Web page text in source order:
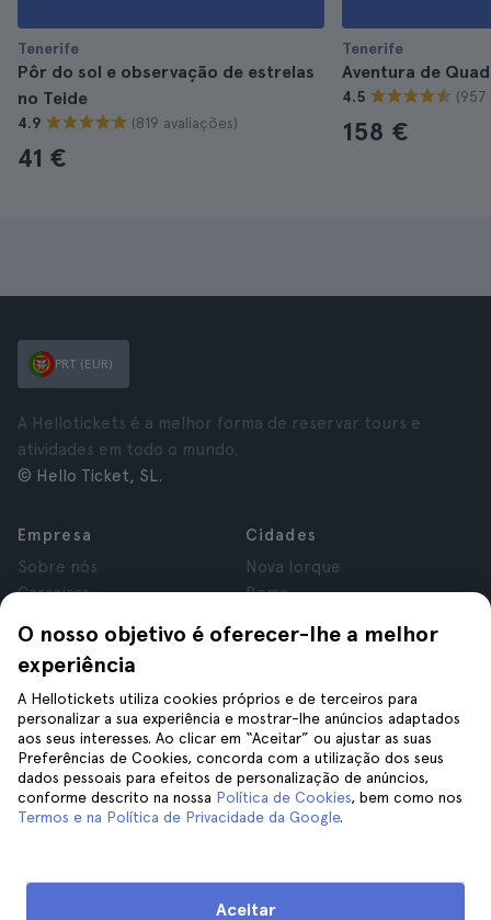
Tenerife
Pôr do sol e observação de estrelas
no Teide
4.9 (819 avaliações)
41 €
Tenerife
Aventura de
4.5 (957
158 €
O nosso objetivo é oferecer-lhe a melhor
experiência
A Hellotickets utiliza cookies próprios e de terceiros para
personalizar a sua experiência e mostrar-lhe anúncios adaptados
aos seus interesses. Ao clicar em “Aceitar” ou ajustar as suas
Preferências de Cookies, concorda com a utilização dos seus
dados pessoais para efeitos de personalização de anúncios,
conforme descrito na nossa Política de Cookies, bem como nos
Termos e na Política de Privacidade da Google.
Aceitar
PRT (EUR)
A Hellotickets é a melhor forma de reservar tours e
atividades em todo o mundo.
© Hello Ticket, SL.
Empresa
Sobre nós
Carreiras
Avaliações
Privacidade
Termos e Condições
Aviso Legal
Cookies
Cidades
Nova Iorque
Roma
Londres
Cracóvia
Tenerife
Ajuda
Siga-nos